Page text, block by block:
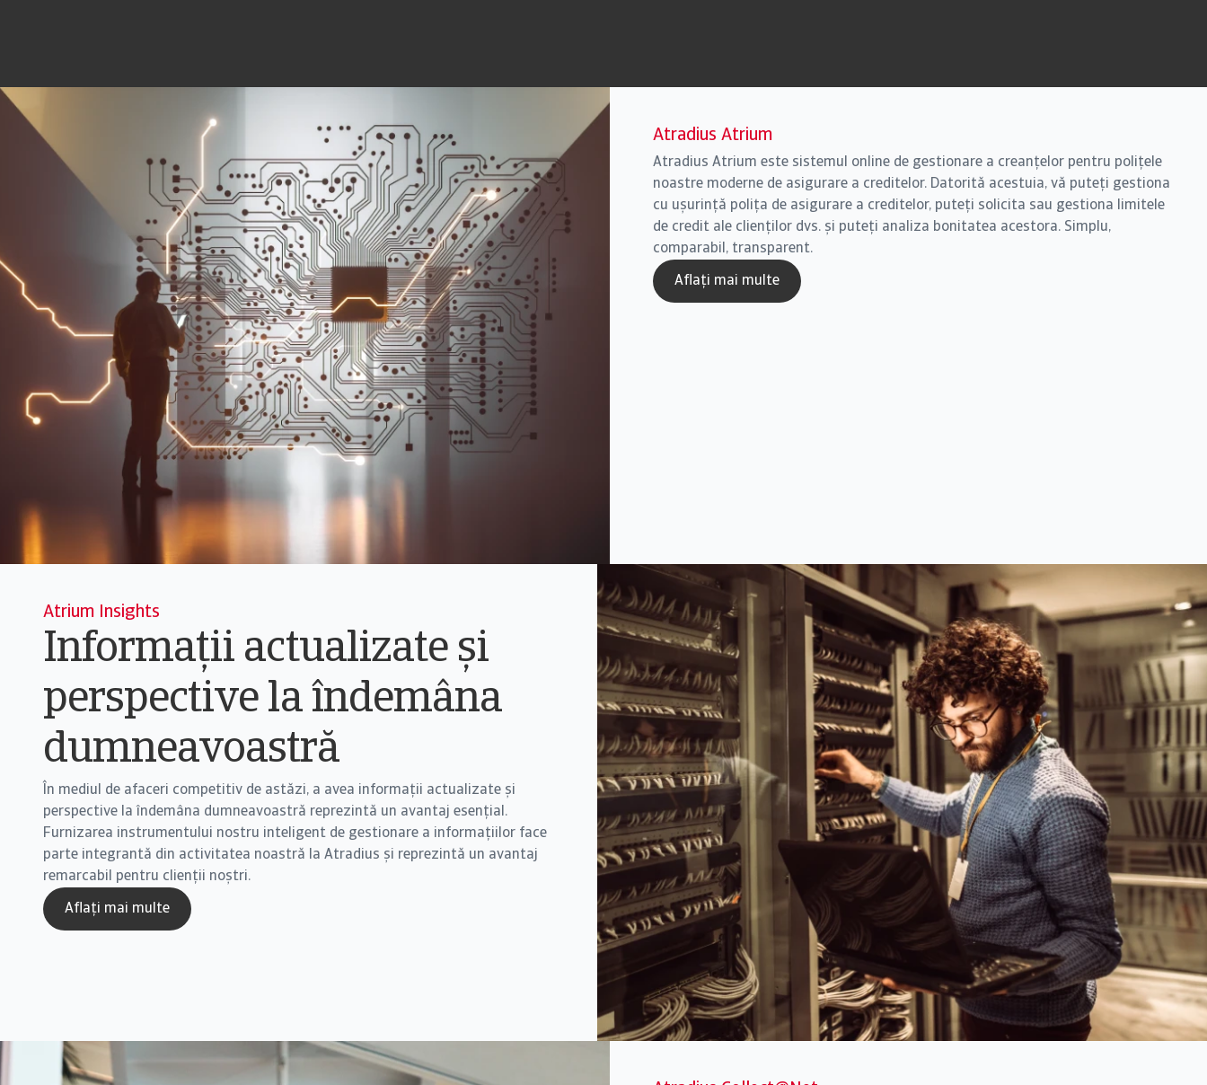
Atradius Atrium
Atradius Atrium este sistemul online de gestionare a creanțelor pentru polițele
noastre moderne de asigurare a creditelor. Datorită acestuia, vă puteți gestiona
cu ușurință polița de asigurare a creditelor, puteți solicita sau gestiona limitele
de credit ale clienților dvs. și puteți analiza bonitatea acestora. Simplu,
comparabil, transparent.
Aflați mai multe
Atrium Insights
Informații actualizate și
perspective la îndemâna
dumneavoastră
În mediul de afaceri competitiv de astăzi, a avea informații actualizate și
perspective la îndemâna dumneavoastră reprezintă un avantaj esențial.
Furnizarea instrumentului nostru inteligent de gestionare a informațiilor face
parte integrantă din activitatea noastră la Atradius și reprezintă un avantaj
remarcabil pentru clienții noștri.
Aflați mai multe